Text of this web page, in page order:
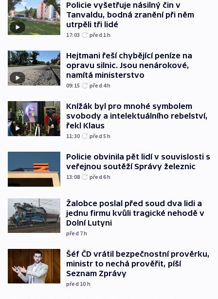
Policie vyšetřuje násilný čin v
Tanvaldu, bodná zranění při něm
utrpěli tři lidé
17:03 před 1h
Hejtmani řeší chybějící peníze na
opravu silnic. Jsou nenárokové,
namítá ministerstvo
09:15 před 4h
Knížák byl pro mnohé symbolem
svobody a intelektuálního rebelství,
řekl Klaus
11:30 před 5h
Policie obvinila pět lidí v souvislosti s
veřejnou soutěží Správy železnic
13:08 před 6h
Žalobce poslal před soud dva lidi a
jednu firmu kvůli tragické nehodě v
Dolní Lutyni
před 7h
Šéf ČD vrátil bezpečnostní prověrku,
ministr to nechá prověřit, píší
Seznam Zprávy
před 10 h